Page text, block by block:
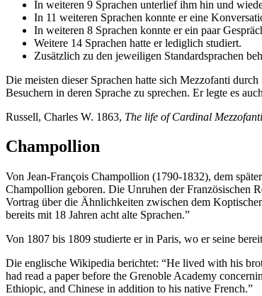
In weiteren 9 Sprachen unterlief ihm hin und
In 11 weiteren Sprachen konnte er eine
In weiteren 8 Sprachen konnte er ein paar
Weitere 14 Sprachen hatte er lediglich studiert.
Zusätzlich zu den jeweiligen Standardsprachen
Die meisten dieser Sprachen hatte sich Mezzofanti
Besuchern in deren Sprache zu sprechen. Er legte es
Russell, Charles W. 1863, The life of Cardinal
Champollion
Von Jean-François Champollion (1790-1832), dem
Champollion geboren. Die Unruhen der Französischen
Vortrag über die Ähnlichkeiten zwischen dem
bereits mit 18 Jahren acht alte Sprachen.”
Von 1807 bis 1809 studierte er in Paris, wo er seine
Die englische Wikipedia berichtet: “He lived with his
had read a paper before the Grenoble Academy
Ethiopic, and Chinese in addition to his native French.”